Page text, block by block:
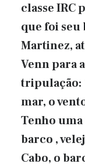
classe IRC
que foi seu
Martinez,
Venn para
tripulação:
mar, o
Tenho
barco ,
Cabo, o